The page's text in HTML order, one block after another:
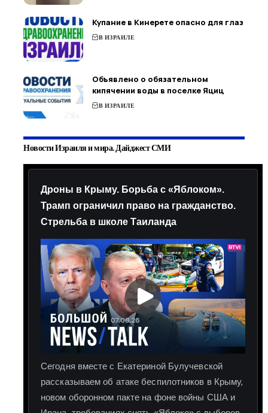
Купание в Кинерете опасно для глаз
В ИЗРАИЛЕ
Объявлено о обязательном
кипячении воды в поселке Яциц
В ИЗРАИЛЕ
Новости Израиля и мира. Дайджест СМИ